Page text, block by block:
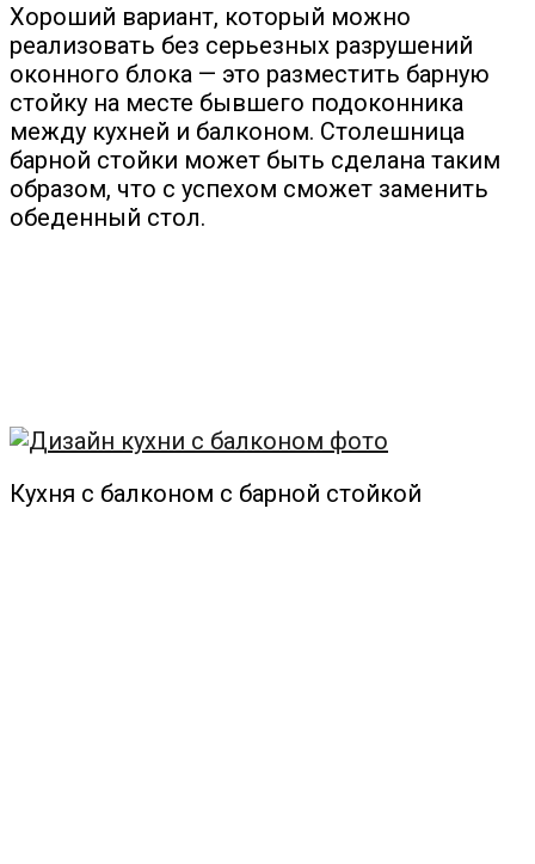
Хороший вариант, который можно
реализовать без серьезных разрушений
оконного блока — это разместить барную
стойку на месте бывшего подоконника
между кухней и балконом. Столешница
барной стойки может быть сделана таким
образом, что с успехом сможет заменить
обеденный стол.
Кухня с балконом с барной стойкой